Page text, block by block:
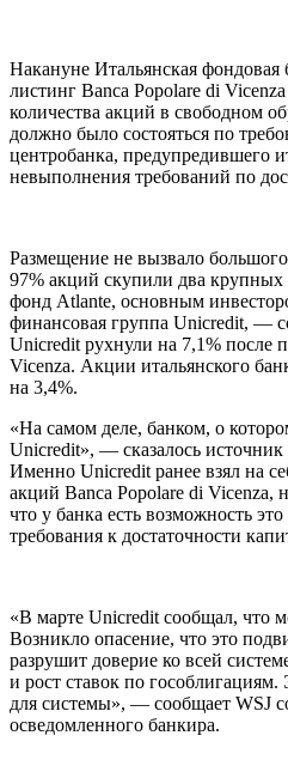
Накануне Итальянская фондовая
листинг Banca Popolare di
количества акций в свободном
должно было состояться по
центробанка, предупредившего
невыполнения требований по
Размещение не вызвало
97% акций скупили два
фонд Atlante, основным
финансовая группа Unicredit, —
Unicredit рухнули на 7,1% после
Vicenza. Акции итальянского
на 3,4%.
«На самом деле, банком, о
Unicredit», — cказалось источник
Именно Unicredit ранее взял на
акций Banca Popolare di Vicenza,
что у банка есть возможность
требования к достаточности
«В марте Unicredit сообщал, что
Возникло опасение, что это
разрушит доверие ко всей
и рост ставок по
для системы», — сообщает WSJ
осведомленного банкира.